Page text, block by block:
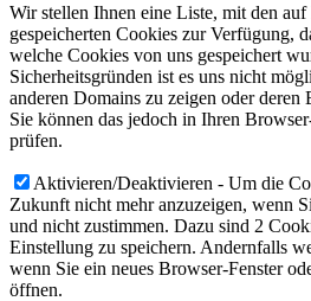
Wir stellen Ihnen eine Liste, mit den
gespeicherten Cookies zur Verfügung,
welche Cookies von uns gespeichert
Sicherheitsgründen ist es uns nicht
anderen Domains zu zeigen oder deren
Sie können das jedoch in Ihren
prüfen.
Aktivieren/Deaktivieren - Um die
Zukunft nicht mehr anzuzeigen, wenn
und nicht zustimmen. Dazu sind 2
Einstellung zu speichern. Andernfalls
wenn Sie ein neues Browser-Fenster
öffnen.